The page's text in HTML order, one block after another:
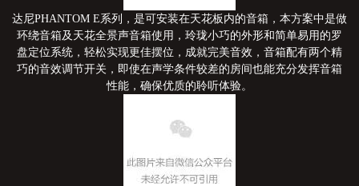
达尼PHANTOM E系列，是可安装在天花板内的音箱，本方案中是做
环绕音箱及天花全景声音箱使用，玲珑小巧的外形和简单易用的罗
盘定位系统，轻松实现更佳摆位，成就完美音效，音箱配有两个精
巧的音效调节开关，即使在声学条件较差的房间也能充分发挥音箱
性能，确保优质的聆听体验。